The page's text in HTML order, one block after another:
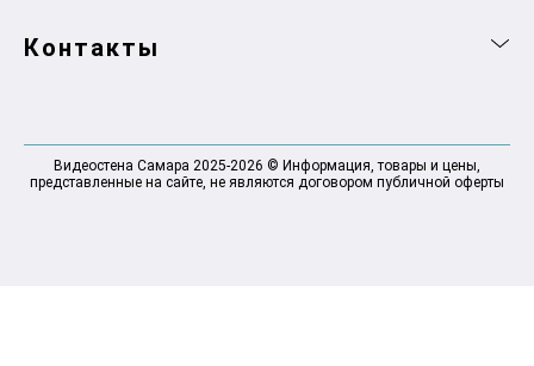
Контакты
Видеостена Самара 2025-2026 © Информация, товары и цены,
представленные на сайте, не являются договором публичной оферты